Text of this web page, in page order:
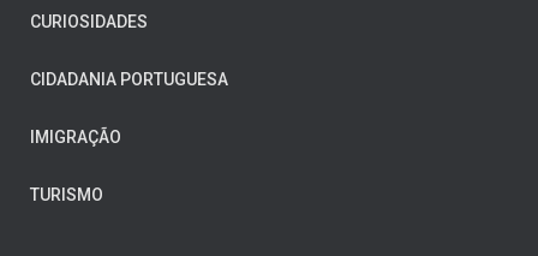
CURIOSIDADES
CIDADANIA PORTUGUESA
IMIGRAÇÃO
TURISMO